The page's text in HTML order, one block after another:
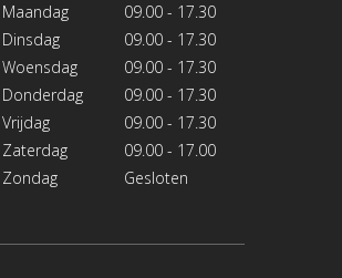
Maandag
09.00 - 17.30
Dinsdag
09.00 - 17.30
Woensdag
09.00 - 17.30
Donderdag
09.00 - 17.30
Vrijdag
09.00 - 17.30
Zaterdag
09.00 - 17.00
Zondag
Gesloten